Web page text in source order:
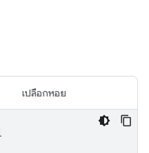
เปลือกหอย